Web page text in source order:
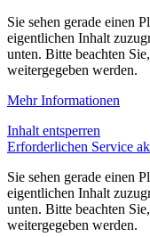
Sie sehen gerade einen
eigentlichen Inhalt
unten. Bitte beachten
weitergegeben werden.
Mehr Informationen
Inhalt entsperren
Erforderlichen Service
Sie sehen gerade einen
eigentlichen Inhalt
unten. Bitte beachten
weitergegeben werden.